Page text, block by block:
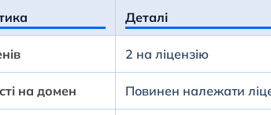
Деталі
2 на ліцензію
на домен Повинен належати